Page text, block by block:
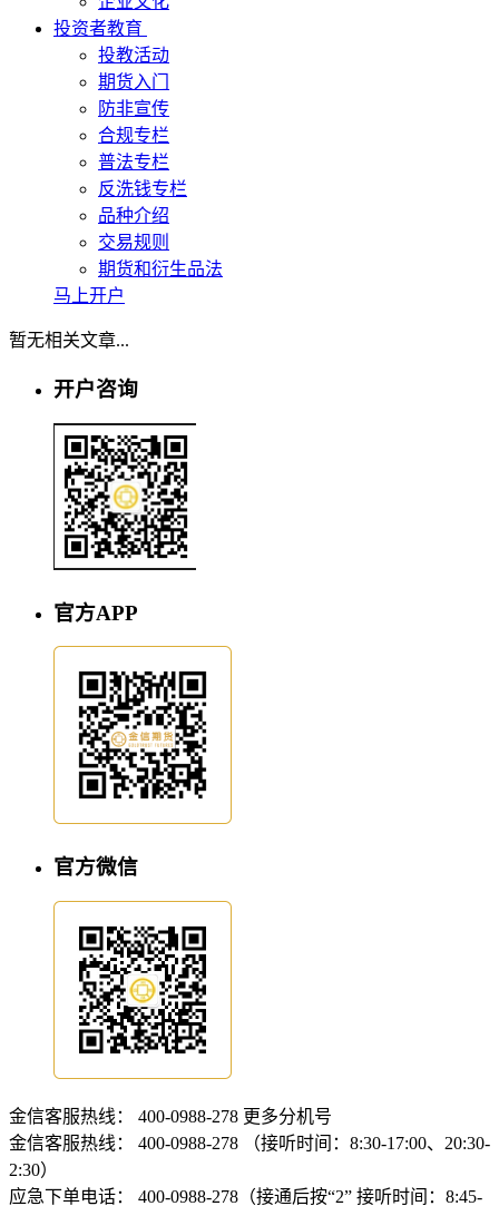
投资者教育
投教活动
期货入门
防非宣传
合规专栏
普法专栏
反洗钱专栏
品种介绍
交易规则
期货和衍生品法
马上开户
暂无相关文章...
开户咨询
官方APP
官方微信
金信客服热线： 400-0988-278 更多分机号
金信客服热线：
400-0988-278 （接听时间：8:30-17:00、20:30-
2:30）
应急下单电话：
400-0988-278（接通后按“2” 接听时间：8:45-